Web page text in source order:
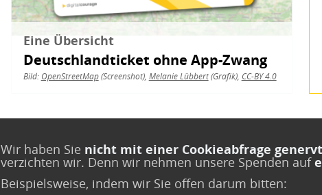
Eine Übersicht
Deutschlandticket ohne App-Zwang
Bild: OpenStreetMap(Screenshot), Melanie Lübbert(Grafik), CC-BY 4.0
Wir haben Sie nicht mit einer Cookieabfrage genervt
verzichten wir. Denn wir nehmen unsere Spenden auf
Beispielsweise, indem wir Sie offen darum bitten: